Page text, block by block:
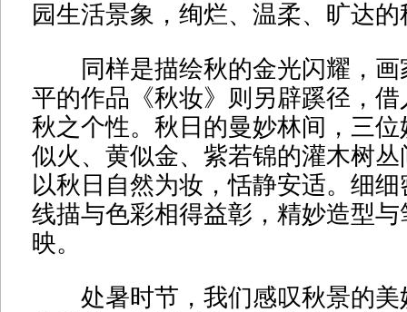
园生活景象，绚烂、温柔、旷达
同样是描绘秋的金光闪耀，画
平的作品《秋妆》则另辟蹊径，
秋之个性。秋日的曼妙林间，三
似火、黄似金、紫若锦的灌木树
以秋日自然为妆，恬静安适。细
线描与色彩相得益彰，精妙造型
映。
处暑时节，我们感叹秋景的美